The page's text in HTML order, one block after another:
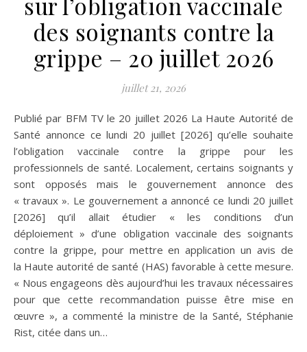
des soignants contre la
grippe – 20 juillet 2026
juillet 21, 2026
Publié par BFM TV le 20 juillet 2026 La Haute Autorité de
Santé annonce ce lundi 20 juillet [2026] qu’elle souhaite
l’obligation vaccinale contre la grippe pour les
professionnels de santé. Localement, certains soignants y
sont opposés mais le gouvernement annonce des
« travaux ». Le gouvernement a annoncé ce lundi 20 juillet
[2026] qu’il allait étudier « les conditions d’un
déploiement » d’une obligation vaccinale des soignants
contre la grippe, pour mettre en application un avis de
la Haute autorité de santé (HAS) favorable à cette mesure.
« Nous engageons dès aujourd’hui les travaux nécessaires
pour que cette recommandation puisse être mise en
œuvre », a commenté la ministre de la Santé, Stéphanie
Rist, citée dans un…